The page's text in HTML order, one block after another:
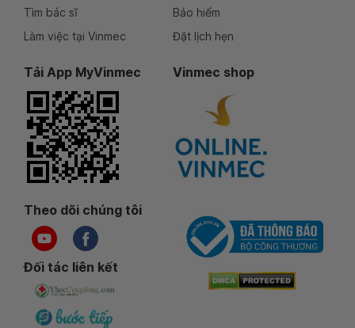
Tìm bác sĩ
Làm việc tại Vinmec
Bảo hiểm
Đặt lịch hẹn
Tải App MyVinmec Vinmec shop
Theo dõi chúng tôi
Đối tác liên kết